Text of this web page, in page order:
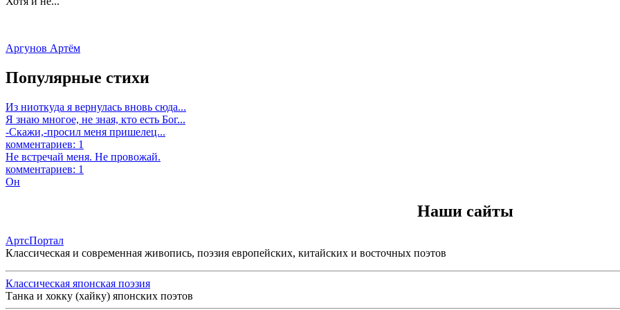
Аргунов Артём
Популярные стихи
Из ниоткуда я вернулась вновь сюда...
Я знаю многое, не зная, кто есть Бог...
-Скажи,-просил меня пришелец...
комментариев: 1
Не встречай меня. Не провожай.
комментариев: 1
Он
Наши сайты
АртсПортал
Классическая и современная живопись, поэзия европейских, китайских и восточных поэтов
Классическая японская поэзия
Танка и хокку (хайку) японских поэтов